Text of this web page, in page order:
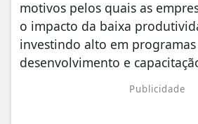
motivos pelos quais as
o impacto da baixa
investindo alto em
desenvolvimento e
Publicidade